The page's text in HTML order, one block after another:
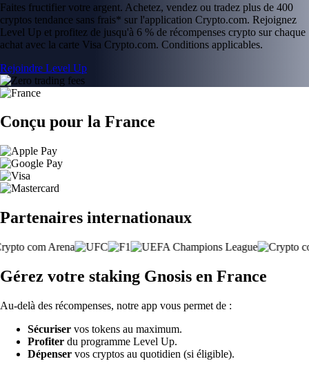
Faites fructifier votre argent. Achetez, vendez ou tradez plus de 400
cryptos tendance sans frais* sur l'application Crypto.com. Rejoignez
Level Up et profitez de jusqu'à 6 % de récompenses crypto sur chaque
achat avec la carte Visa Crypto.com. Conditions applicables.
Rejoindre Level Up
Conçu pour la France
Partenaires internationaux
Gérez votre staking Gnosis en France
Au-delà des récompenses, notre app vous permet de :
Sécuriser vos tokens au maximum.
Profiter du programme Level Up.
Dépenser vos cryptos au quotidien (si éligible).